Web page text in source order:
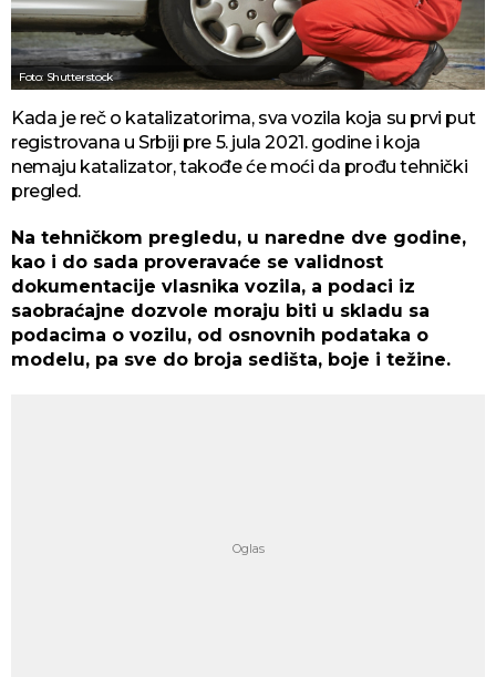
Foto: Shutterstock
Kada je reč o katalizatorima, sva vozila koja su prvi put
registrovana u Srbiji pre 5. jula 2021. godine i koja
nemaju katalizator, takođe će moći da prođu tehnički
pregled.
Na tehničkom pregledu, u naredne dve godine,
kao i do sada proveravaće se validnost
dokumentacije vlasnika vozila, a podaci iz
saobraćajne dozvole moraju biti u skladu sa
podacima o vozilu, od osnovnih podataka o
modelu, pa sve do broja sedišta, boje i težine.